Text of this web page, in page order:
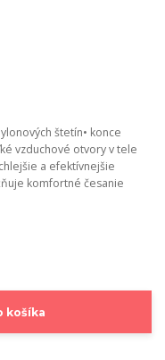
štetín• konce
vzduchové otvory v tele
a efektívnejšie
komfortné česanie
košíka